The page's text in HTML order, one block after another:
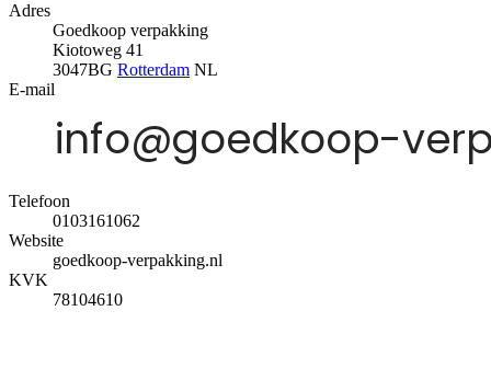
Adres
Goedkoop verpakking
Kiotoweg 41
3047BG Rotterdam NL
E-mail
Telefoon
0103161062
Website
goedkoop-verpakking.nl
KVK
78104610